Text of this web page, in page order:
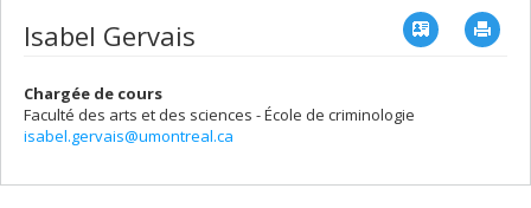
Isabel Gervais Vcard
Chargée de cours
Faculté des arts et des sciences - École de criminologie
isabel.gervais@umontreal.ca